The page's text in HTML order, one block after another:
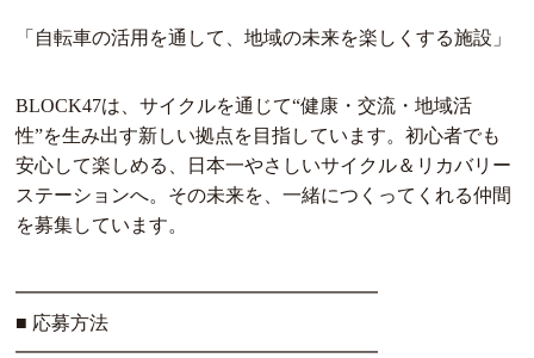
「自転車の活用を通して、地域の未来を楽しくする施設」
BLOCK47は、サイクルを通じて“健康・交流・地域活
性”を生み出す新しい拠点を目指しています。初心者でも
安心して楽しめる、日本一やさしいサイクル＆リカバリー
ステーションへ。その未来を、一緒につくってくれる仲間
を募集しています。
━━━━━━━━━━━━━━━━━━━
■ 応募方法
━━━━━━━━━━━━━━━━━━━